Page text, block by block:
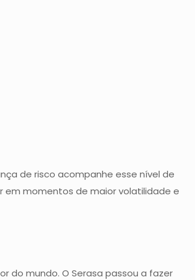
de risco acompanhe esse nível de
em momentos de maior volatilidade e
do mundo. O Serasa passou a fazer